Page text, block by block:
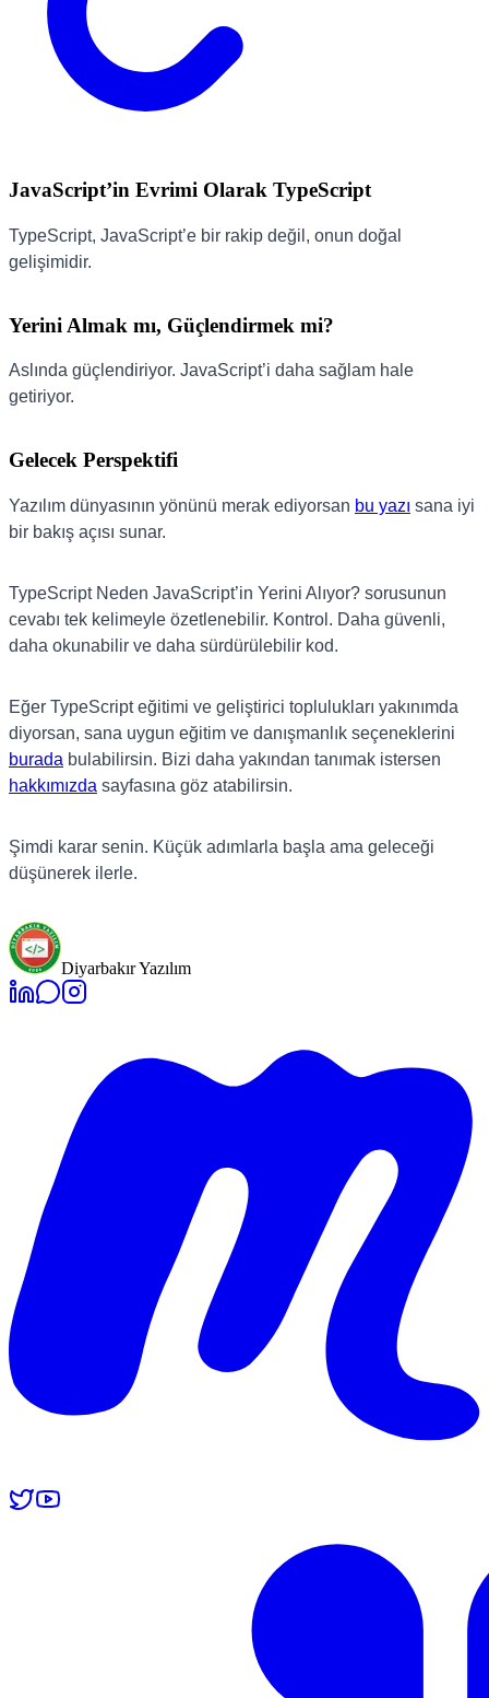
JavaScript’in Evrimi Olarak TypeScript
TypeScript, JavaScript’e bir rakip değil, onun doğal
gelişimidir.
Yerini Almak mı, Güçlendirmek mi?
Aslında güçlendiriyor. JavaScript’i daha sağlam hale
getiriyor.
Gelecek Perspektifi
Yazılım dünyasının yönünü merak ediyorsan bu yazı sana iyi
bir bakış açısı sunar.
TypeScript Neden JavaScript’in Yerini Alıyor? sorusunun
cevabı tek kelimeyle özetlenebilir. Kontrol. Daha güvenli,
daha okunabilir ve daha sürdürülebilir kod.
Eğer TypeScript eğitimi ve geliştirici toplulukları yakınımda
diyorsan, sana uygun eğitim ve danışmanlık seçeneklerini
burada bulabilirsin. Bizi daha yakından tanımak istersen
hakkımızda sayfasına göz atabilirsin.
Şimdi karar senin. Küçük adımlarla başla ama geleceği
düşünerek ilerle.
Diyarbakır Yazılım